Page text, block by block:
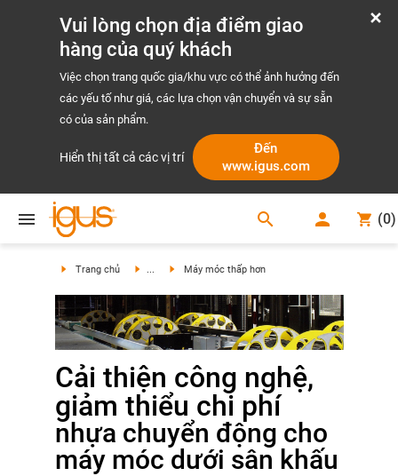
Vui lòng chọn địa điểm giao
hàng của quý khách
Việc chọn trang quốc gia/khu vực có thể ảnh hưởng đến
các yếu tố như giá, các lựa chọn vận chuyển và sự sẵn
có của sản phẩm.
Hiển thị tất cả các vị trí
Đến
www.igus.com
search (0)
Trang chủ ... Máy móc thấp hơn
Cải thiện công nghệ,
giảm thiểu chi phí
nhựa chuyển động cho
máy móc dưới sân khấu